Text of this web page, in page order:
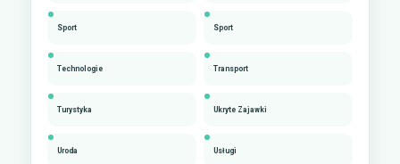
Sport Sport
Technologie Transport
Turystyka Ukryte Zajawki
Uroda Usługi